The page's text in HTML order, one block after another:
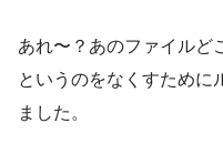
あれ〜？あのファイルど
というのをなくすために
ました。